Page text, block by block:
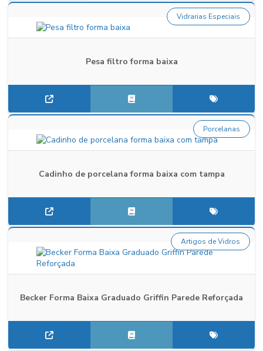
Pesa filtro forma baixa
Vidrarias Especiais
Cadinho de porcelana forma baixa com tampa
Porcelanas
Becker Forma Baixa Graduado Griffin Parede Reforçada
Artigos de Vidros